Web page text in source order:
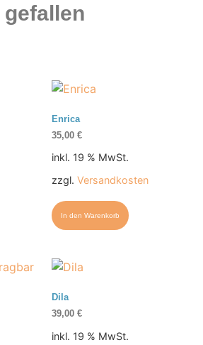
gefallen
Enrica
35,00 €
inkl. 19 % MwSt.
zzgl. Versandkosten
In den Warenkorb
Dila
39,00 €
inkl. 19 % MwSt.